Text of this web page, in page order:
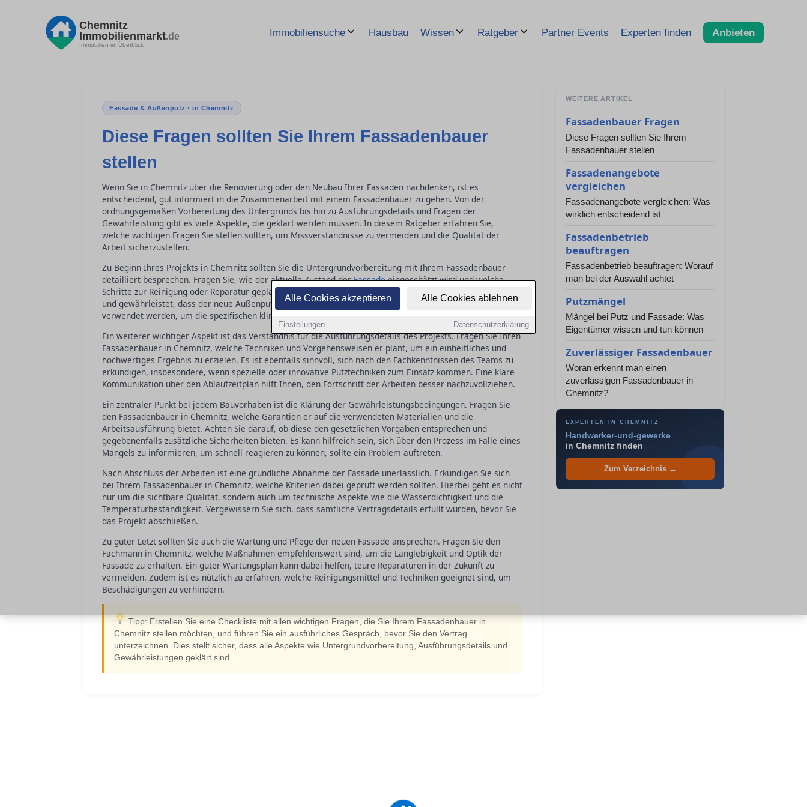
Alle Cookies akzeptieren Alle Cookies ablehnen
Einstellungen Datenschutzerklärung
Chemnitz
Immobilienmarkt.de
Immobilien im Überblick
Immobiliensuche Hausbau Wissen Ratgeber Partner Events Experten finden Anbieten
Fassade & Außenputz · in Chemnitz
Diese Fragen sollten Sie Ihrem Fassadenbauer
stellen
Wenn Sie in Chemnitz über die Renovierung oder den Neubau Ihrer Fassaden nachdenken, ist es
entscheidend, gut informiert in die Zusammenarbeit mit einem Fassadenbauer zu gehen. Von der
ordnungsgemäßen Vorbereitung des Untergrunds bis hin zu Ausführungsdetails und Fragen der
Gewährleistung gibt es viele Aspekte, die geklärt werden müssen. In diesem Ratgeber erfahren Sie,
welche wichtigen Fragen Sie stellen sollten, um Missverständnisse zu vermeiden und die Qualität der
Arbeit sicherzustellen.
Zu Beginn Ihres Projekts in Chemnitz sollten Sie die Untergrundvorbereitung mit Ihrem Fassadenbauer
detailliert besprechen. Fragen Sie, wie der aktuelle Zustand derFassadeeingeschätzt wird und welche
Schritte zur Reinigung oder Reparatur geplant sind. Eine gründliche Analyse verhindert spätere Probleme
und gewährleistet, dass der neue Außenputz optimal haftet. Klären Sie auch, welche Materialien
verwendet werden, um die spezifischen klimatischen Bedingungen in Chemnitz zu berücksichtigen.
Ein weiterer wichtiger Aspekt ist das Verständnis für die Ausführungsdetails des Projekts. Fragen Sie Ihren
Fassadenbauer in Chemnitz, welche Techniken und Vorgehensweisen er plant, um ein einheitliches und
hochwertiges Ergebnis zu erzielen. Es ist ebenfalls sinnvoll, sich nach den Fachkenntnissen des Teams zu
erkundigen, insbesondere, wenn spezielle oder innovative Putztechniken zum Einsatz kommen. Eine klare
Kommunikation über den Ablaufzeitplan hilft Ihnen, den Fortschritt der Arbeiten besser nachzuvollziehen.
Ein zentraler Punkt bei jedem Bauvorhaben ist die Klärung der Gewährleistungsbedingungen. Fragen Sie
den Fassadenbauer in Chemnitz, welche Garantien er auf die verwendeten Materialien und die
Arbeitsausführung bietet. Achten Sie darauf, ob diese den gesetzlichen Vorgaben entsprechen und
gegebenenfalls zusätzliche Sicherheiten bieten. Es kann hilfreich sein, sich über den Prozess im Falle eines
Mangels zu informieren, um schnell reagieren zu können, sollte ein Problem auftreten.
Nach Abschluss der Arbeiten ist eine gründliche Abnahme der Fassade unerlässlich. Erkundigen Sie sich
bei Ihrem Fassadenbauer in Chemnitz, welche Kriterien dabei geprüft werden sollten. Hierbei geht es nicht
nur um die sichtbare Qualität, sondern auch um technische Aspekte wie die Wasserdichtigkeit und die
Temperaturbeständigkeit. Vergewissern Sie sich, dass sämtliche Vertragsdetails erfüllt wurden, bevor Sie
das Projekt abschließen.
Zu guter Letzt sollten Sie auch die Wartung und Pflege der neuen Fassade ansprechen. Fragen Sie den
Fachmann in Chemnitz, welche Maßnahmen empfehlenswert sind, um die Langlebigkeit und Optik der
Fassade zu erhalten. Ein guter Wartungsplan kann dabei helfen, teure Reparaturen in der Zukunft zu
vermeiden. Zudem ist es nützlich zu erfahren, welche Reinigungsmittel und Techniken geeignet sind, um
Beschädigungen zu verhindern.
Tipp: Erstellen Sie eine Checkliste mit allen wichtigen Fragen, die Sie Ihrem Fassadenbauer in
Chemnitz stellen möchten, und führen Sie ein ausführliches Gespräch, bevor Sie den Vertrag
unterzeichnen. Dies stellt sicher, dass alle Aspekte wie Untergrundvorbereitung, Ausführungsdetails und
Gewährleistungen geklärt sind.
WEITERE ARTIKEL
Fassadenbauer Fragen
Diese Fragen sollten Sie Ihrem
Fassadenbauer stellen
Fassadenangebote
vergleichen
Fassadenangebote vergleichen: Was
wirklich entscheidend ist
Fassadenbetrieb
beauftragen
Fassadenbetrieb beauftragen: Worauf
man bei der Auswahl achtet
Putzmängel
Mängel bei Putz und Fassade: Was
Eigentümer wissen und tun können
Zuverlässiger Fassadenbauer
Woran erkennt man einen
zuverlässigen Fassadenbauer in
Chemnitz?
EXPERTEN IN CHEMNITZ
Handwerker-und-gewerke
in Chemnitz finden
Zum Verzeichnis →